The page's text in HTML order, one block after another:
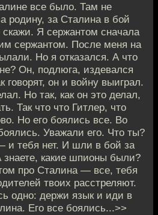
все было. Там не
родину, за Сталина в бой
Я сержантом сначала
сержантом. После меня на
Но я отказался. А что
Он, подлюга, издевался
говорят, он и войну выиграл.
Но так, как он это делал,
Так что что Гитлер, что
Но его боялись все. Во
Уважали его. Что ты?
и тебя нет. И шли в бой за
знаете, какие шпионы были?
про Сталина — все, тебя
твоих расстреляют.
одно: держи язык и иди в
Его все боялись...>>